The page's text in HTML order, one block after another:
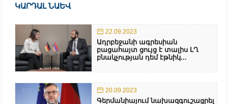
ԿԱՐԴԱԼ ՆԱԵՎ
22.09.2023
Ադրբեջանի ագրեսիան
բացահայտ ցույց է տալիս ԼՂ
բնակչության դեմ էթնիկ...
20.09.2023
Գերմանիայում նախազգուշացրել